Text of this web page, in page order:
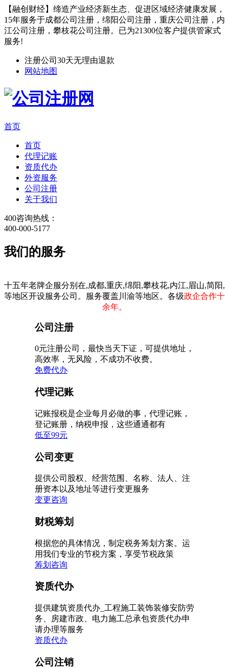
【融创财经】缔造产业经济新生态、促进区域经济健康发展，
15年服务于成都公司注册，绵阳公司注册，重庆公司注册，内
江公司注册，攀枝花公司注册。已为21300位客户提供管家式
服务!
注册公司30天无理由退款
网站地图
首页
首页
代理记账
资质代办
外资服务
公司注册
关于我们
400咨询热线：
400-000-5177
我们的服务
十五年老牌企服分别在,成都,重庆,绵阳,攀枝花,内江,眉山,简阳,
等地区开设服务公司。服务覆盖川渝等地区。各级政企合作十
余年。
公司注册
0元注册公司，最快当天下证，可提供地址，
高效率，无风险，不成功不收费。
免费代办
代理记账
记账报税是企业每月必做的事，代理记账，
登记账册，纳税申报，这些通通都有
低至99元
公司变更
提供公司股权、经营范围、名称、法人、注
册资本以及地址等进行变更服务
变更咨询
财税筹划
根据您的具体情况，制定税务筹划方案。运
用我们专业的节税方案，享受节税政策
筹划咨询
资质代办
提供建筑资质代办_工程施工装饰装修安防劳
务、房建市政、电力施工总承包资质代办申
请办理等服务
资质代办
公司注销